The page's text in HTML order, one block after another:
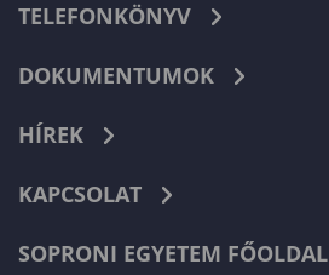
TELEFONKÖNYV
DOKUMENTUMOK
HÍREK
KAPCSOLAT
SOPRONI EGYETEM FŐOLDAL